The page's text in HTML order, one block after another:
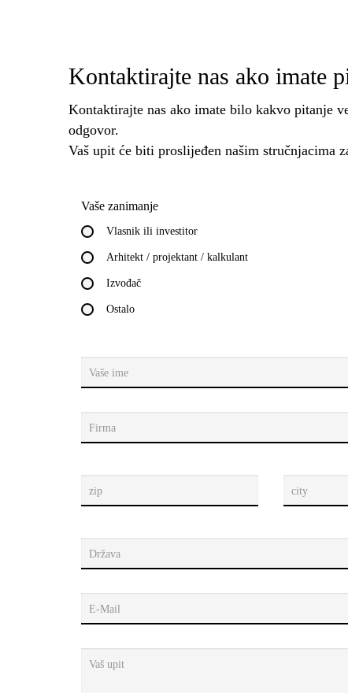
Kontaktirajte nas ako imate
Kontaktirajte nas ako imate bilo kakvo pitanje
odgovor.
Vaš upit će biti proslijeđen našim stručnjacima
Vaše zanimanje
Vlasnik ili investitor
Arhitekt / projektant / kalkulant
Izvođač
Ostalo
Vaše ime
Firma
zip city
Država
E-Mail
Vaš upit